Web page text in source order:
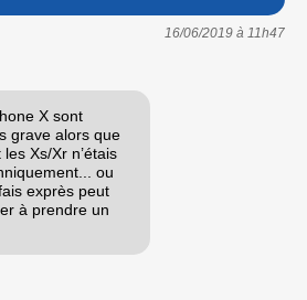
16/06/2019 à 11h47
X sont
grave alors que
Xs/Xr n’étais
ou
exprès peut
à prendre un